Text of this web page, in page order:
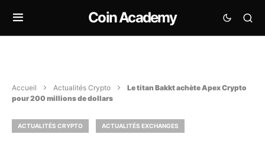
Coin Academy
Accueil Actualités Crypto
Le titan Bakkt achète Apex Crypto
pour 200 millions de dollars
ACTUALITÉS CRYPTO ACTUALITÉS EXCHANGES